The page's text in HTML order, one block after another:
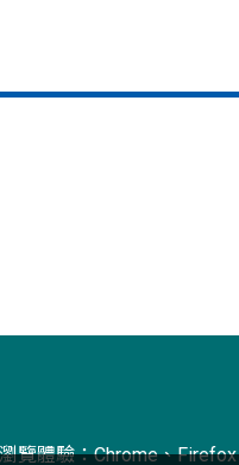
覽體驗：Chrome、